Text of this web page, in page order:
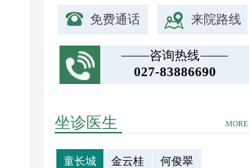
免费通话 来院路线
咨询热线
027-83886690
MORE
坐诊医生
童长城 金云桂 何俊翠